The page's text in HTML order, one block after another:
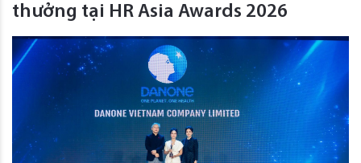
thưởng tại HR Asia Awards 2026